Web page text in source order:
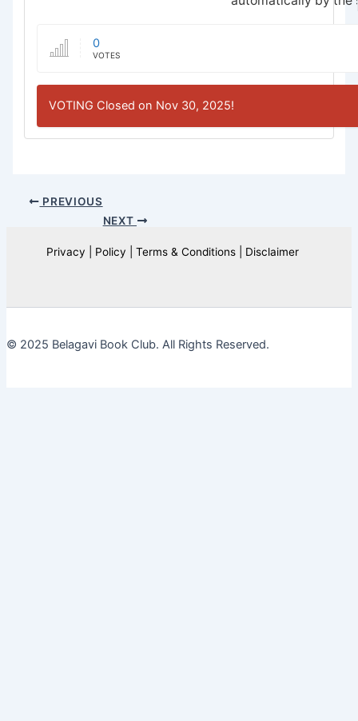
0
VOTES
VOTING Closed on Nov 30, 2025!
PREVIOUS
NEXT
Privacy | Policy | Terms & Conditions | Disclaimer
© 2025 Belagavi Book Club. All Rights Reserved.